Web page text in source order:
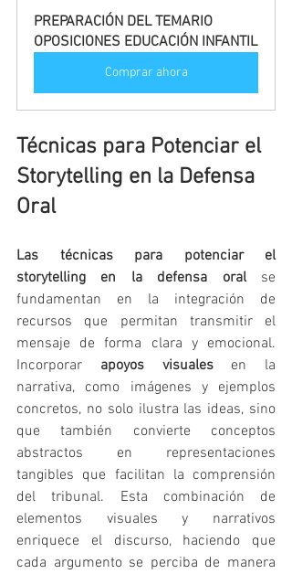
PREPARACIÓN DEL TEMARIO
OPOSICIONES EDUCACIÓN INFANTIL
Comprar ahora
Técnicas para Potenciar el
Storytelling en la Defensa
Oral
Las técnicas para potenciar el
storytelling en la defensa oral se
fundamentan en la integración de
recursos que permitan transmitir el
mensaje de forma clara y emocional.
Incorporar apoyos visuales en la
narrativa, como imágenes y ejemplos
concretos, no solo ilustra las ideas, sino
que también convierte conceptos
abstractos en representaciones
tangibles que facilitan la comprensión
del tribunal. Esta combinación de
elementos visuales y narrativos
enriquece el discurso, haciendo que
cada argumento se perciba de manera